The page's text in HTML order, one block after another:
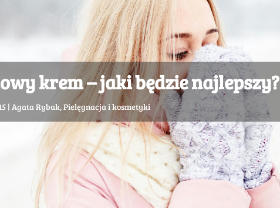
krem – jaki będzie najlepszy?
|Agata Rybak,Pielęgnacja i kosmetyki